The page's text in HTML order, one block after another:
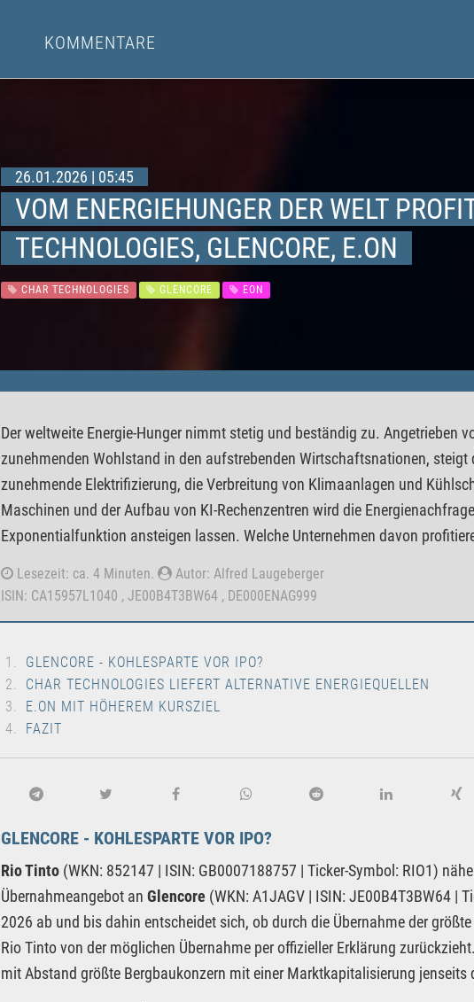
KOMMENTARE
26.01.2026 | 05:45
VOM ENERGIEHUNGER DER WELT
TECHNOLOGIES, GLENCORE, E.ON
CHAR TECHNOLOGIES GLENCORE EON
Der weltweite Energie-Hunger nimmt stetig und beständig zu. Angetrieben
zunehmenden Wohlstand in den aufstrebenden Wirtschaftsnationen,
zunehmende Elektrifizierung, die Verbreitung von Klimaanlagen und
Maschinen und der Aufbau von KI-Rechenzentren wird die
Exponentialfunktion ansteigen lassen. Welche Unternehmen davon
Lesezeit: ca. 4 Minuten.
Autor: Alfred Laugeberger
ISIN: CA15957L1040 , JE00B4T3BW64 , DE000ENAG999
GLENCORE - KOHLESPARTE VOR IPO?
CHAR TECHNOLOGIES LIEFERT ALTERNATIVE ENERGIEQUELLEN
E.ON MIT HÖHEREM KURSZIEL
FAZIT
GLENCORE - KOHLESPARTE VOR IPO?
Rio Tinto (WKN: 852147 | ISIN: GB0007188757 | Ticker-Symbol: RIO1)
Übernahmeangebot an Glencore (WKN: A1JAGV | ISIN: JE00B4T3BW64 |
2026 ab und bis dahin entscheidet sich, ob durch die Übernahme der
Rio Tinto von der möglichen Übernahme per offizieller Erklärung
mit Abstand größte Bergbaukonzern mit einer Marktkapitalisierung jenseits